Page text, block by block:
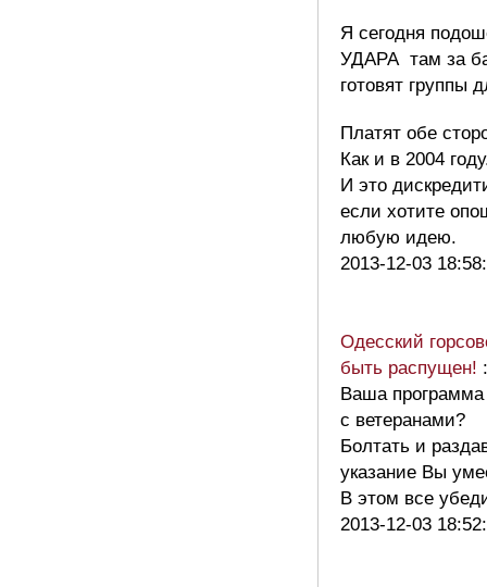
Я сегодня
УДАРА там за
готовят группы
Платят обе
Как и в 2004
И это
если хотите
любую идею.
2013-12-03
Одесский
быть распущен!
Ваша
с ветеранами?
Болтать и
указание Вы
В этом все
2013-12-03